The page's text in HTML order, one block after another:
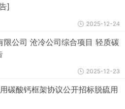
]
2025-12-24
限公司 沧冷公司综合项目 轻质碳
2025-12-23
碳酸钙框架协议公开招标脱硫用